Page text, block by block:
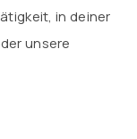
in deiner
unsere